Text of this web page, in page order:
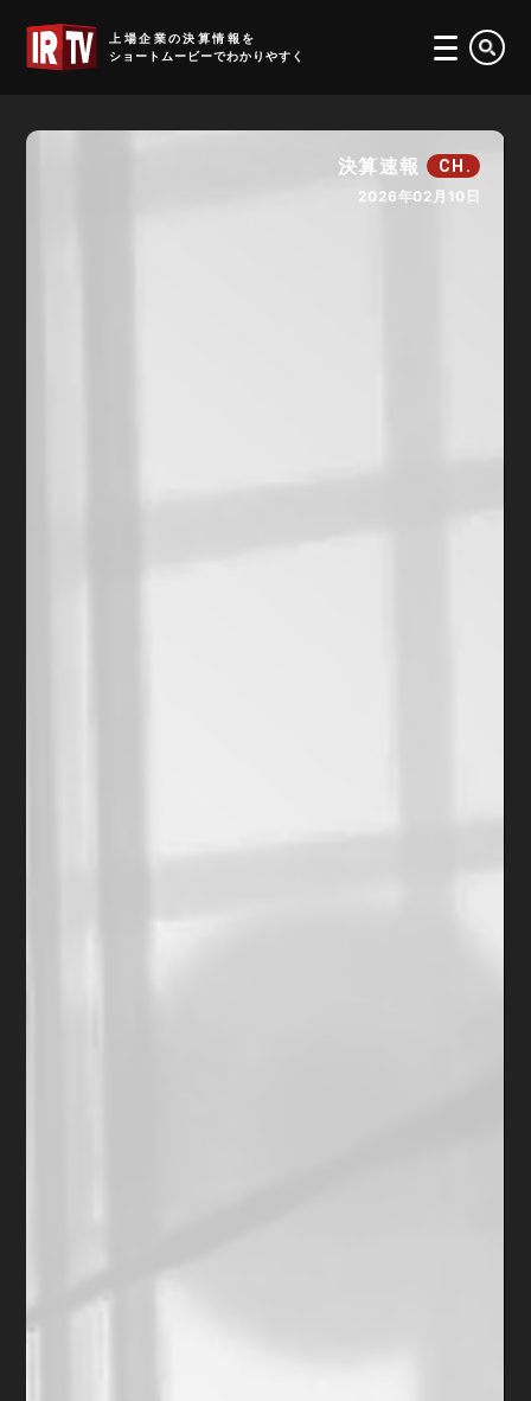
上場企業の決算情報を
ショートムービーでわかりやすく
決算速報 CH.
2026年02月10日